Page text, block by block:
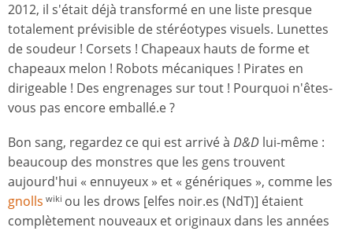
2012, il s'était déjà transformé en une liste presque
totalement prévisible de stéréotypes visuels. Lunettes
de soudeur ! Corsets ! Chapeaux hauts de forme et
chapeaux melon ! Robots mécaniques ! Pirates en
dirigeable ! Des engrenages sur tout ! Pourquoi n'êtes-
vous pas encore emballé.e ?
Bon sang, regardez ce qui est arrivé à D&D lui-même :
beaucoup des monstres que les gens trouvent
aujourd'hui « ennuyeux » et « génériques », comme les
gnolls wiki ou les drows [elfes noir.es (NdT)] étaient
complètement nouveaux et originaux dans les années